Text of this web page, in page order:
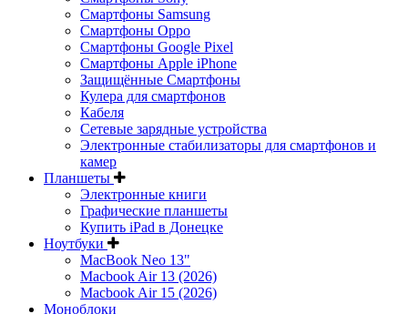
Смартфоны Samsung
Смартфоны Oppo
Смартфоны Google Pixel
Смартфоны Apple iPhone
Защищённые Смартфоны
Кулера для смартфонов
Кабеля
Сетевые зарядные устройства
Электронные стабилизаторы для смартфонов и
камер
Планшеты
Электронные книги
Графические планшеты
Купить iPad в Донецке
Ноутбуки
MacBook Neo 13"
Macbook Air 13 (2026)
Macbook Air 15 (2026)
Моноблоки